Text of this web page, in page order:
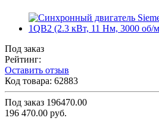
Под заказ
Рейтинг:
Оставить отзыв
Код товара: 62883
Под заказ 196470.00
196 470.00 руб.